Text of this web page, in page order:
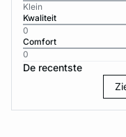
Klein
Kwaliteit
0
Comfort
0
De recentste